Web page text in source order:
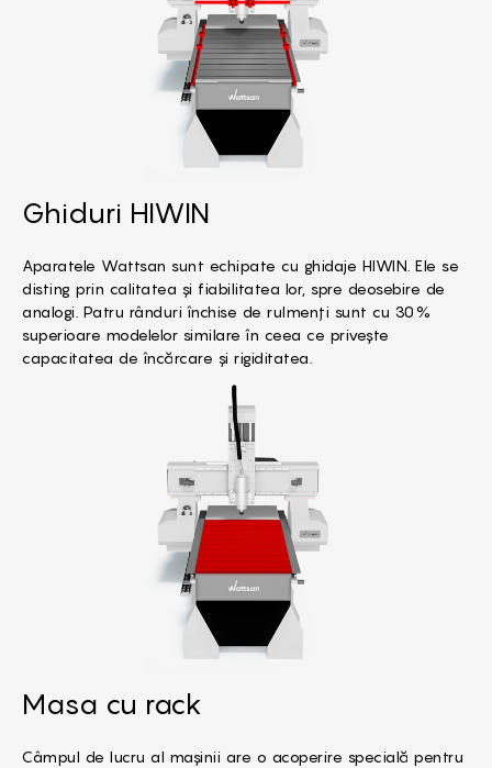
Ghiduri HIWIN
Aparatele Wattsan sunt echipate cu ghidaje HIWIN. Ele se
disting prin calitatea și fiabilitatea lor, spre deosebire de
analogi. Patru rânduri închise de rulmenți sunt cu 30%
superioare modelelor similare în ceea ce privește
capacitatea de încărcare și rigiditatea.
Masa cu rack
Câmpul de lucru al mașinii are o acoperire specială pentru